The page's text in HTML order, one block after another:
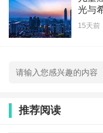
光与
15天前
推荐阅读